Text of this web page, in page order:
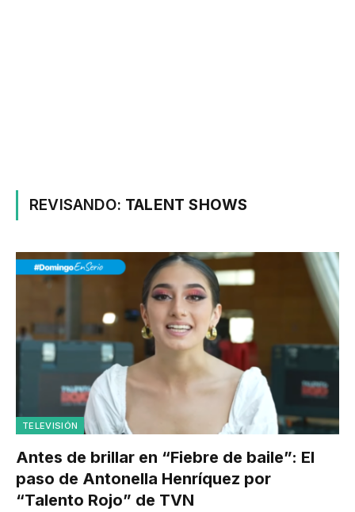
REVISANDO: TALENT SHOWS
TELEVISIÓN
Antes de brillar en “Fiebre de baile”: El
paso de Antonella Henríquez por
“Talento Rojo” de TVN